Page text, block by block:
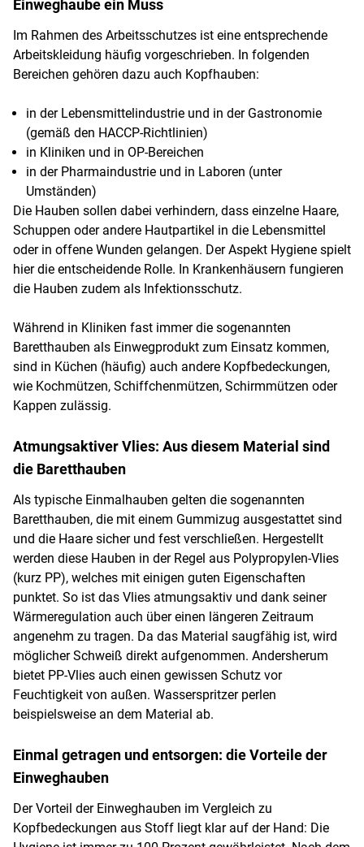
Einweghaube ein Muss
Im Rahmen des Arbeitsschutzes ist eine entsprechende
Arbeitskleidung häufig vorgeschrieben. In folgenden
Bereichen gehören dazu auch Kopfhauben:
in der Lebensmittelindustrie und in der Gastronomie
(gemäß den HACCP-Richtlinien)
in Kliniken und in OP-Bereichen
in der Pharmaindustrie und in Laboren (unter
Umständen)
Die Hauben sollen dabei verhindern, dass einzelne Haare,
Schuppen oder andere Hautpartikel in die Lebensmittel
oder in offene Wunden gelangen. Der Aspekt Hygiene spielt
hier die entscheidende Rolle. In Krankenhäusern fungieren
die Hauben zudem als Infektionsschutz.
Während in Kliniken fast immer die sogenannten
Baretthauben als Einwegprodukt zum Einsatz kommen,
sind in Küchen (häufig) auch andere Kopfbedeckungen,
wie Kochmützen, Schiffchenmützen, Schirmmützen oder
Kappen zulässig.
Atmungsaktiver Vlies: Aus diesem Material sind
die Baretthauben
Als typische Einmalhauben gelten die sogenannten
Baretthauben, die mit einem Gummizug ausgestattet sind
und die Haare sicher und fest verschließen. Hergestellt
werden diese Hauben in der Regel aus Polypropylen-Vlies
(kurz PP), welches mit einigen guten Eigenschaften
punktet. So ist das Vlies atmungsaktiv und dank seiner
Wärmeregulation auch über einen längeren Zeitraum
angenehm zu tragen. Da das Material saugfähig ist, wird
möglicher Schweiß direkt aufgenommen. Andersherum
bietet PP-Vlies auch einen gewissen Schutz vor
Feuchtigkeit von außen. Wasserspritzer perlen
beispielsweise an dem Material ab.
Einmal getragen und entsorgen: die Vorteile der
Einweghauben
Der Vorteil der Einweghauben im Vergleich zu
Kopfbedeckungen aus Stoff liegt klar auf der Hand: Die